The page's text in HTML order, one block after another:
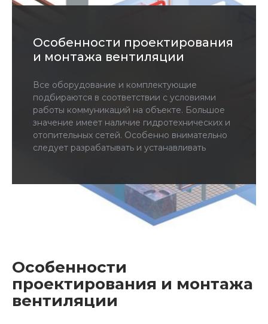
Особенности проектирования
и монтажа вентиляции
Все оборудование и комплектующие
подбираются в соответствии с условиями
работы коммуникаций на объекте. Большое
значение имеет наличие гидротехнических и
отопительных сетей. Особенно внимательно
следует разрабатывать и устанавливать
котлами, каминами. В таких помещениях нужны
вытяжки на случай задымления.
Особенности
проектирования и монтажа
вентиляции